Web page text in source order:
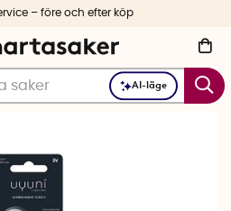
AI-läge
– före och efter köp